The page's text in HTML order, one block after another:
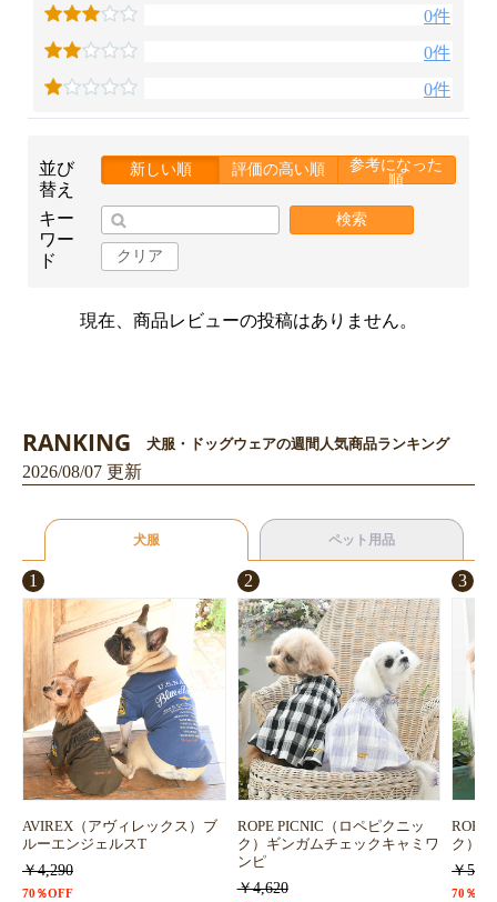
お買い物を続ける カートへ進む
0件
0件
0件
並び
替え
新しい順 評価の高い順
参考になった
順
キー
ワー
ド
検索
クリア
現在、商品レビューの投稿はありません。
RANKING 犬服・ドッグウェアの週間人気商品ランキング
2026/08/07 更新
犬服 ペット用品
1
AVIREX（アヴィレックス）ブ
ルーエンジェルスT
￥4,290
70％OFF
2
ROPE PICNIC（ロペピクニッ
ク）ギンガムチェックキャミワ
ンピ
￥4,620
3
ROPE
ク）
￥
70％